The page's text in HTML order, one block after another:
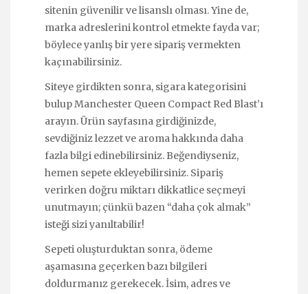
sitenin güvenilir ve lisanslı olması. Yine de,
marka adreslerini kontrol etmekte fayda var;
böylece yanlış bir yere sipariş vermekten
kaçınabilirsiniz.
Siteye girdikten sonra, sigara kategorisini
bulup Manchester Queen Compact Red Blast’ı
arayın. Ürün sayfasına girdiğinizde,
sevdiğiniz lezzet ve aroma hakkında daha
fazla bilgi edinebilirsiniz. Beğendiyseniz,
hemen sepete ekleyebilirsiniz. Sipariş
verirken doğru miktarı dikkatlice seçmeyi
unutmayın; çünkü bazen “daha çok almak”
isteği sizi yanıltabilir!
Sepeti oluşturduktan sonra, ödeme
aşamasına geçerken bazı bilgileri
doldurmanız gerekecek. İsim, adres ve